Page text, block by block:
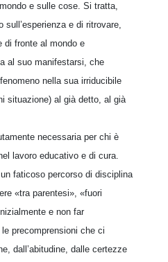
e sulle cose. Si tratta,
sull’esperienza e di ritrovare,
di fronte al mondo e
al suo manifestarsi, che
nella sua irriducibile
situazione) al già detto, al già
necessaria per chi è
lavoro educativo e di cura.
faticoso percorso di disciplina
«tra parentesi», «fuori
e non far
precomprensioni che ci
dall’abitudine, dalle certezze